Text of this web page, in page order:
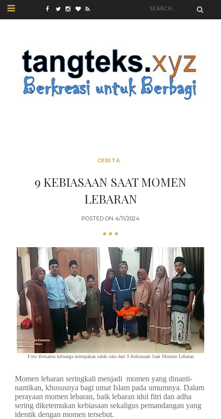
CERITA
9 KEBIASAAN SAAT MOMEN
LEBARAN
POSTED ON 4/11/2024
Foto Bersama keluarga merupakan salah satu dari 9 Kebiasaan Saat Momen Lebaran
Momen lebaran seringkali menjadi momen yang dinanti-
nantikan, khususnya bagi umat Islam pada umumnya. Dalam
perayaan momen lebaran, baik lebaran idul fitri dan adha
sering diketemukan kebiasaan sekaligus pemandangan yang
identik dengan momen tersebut.